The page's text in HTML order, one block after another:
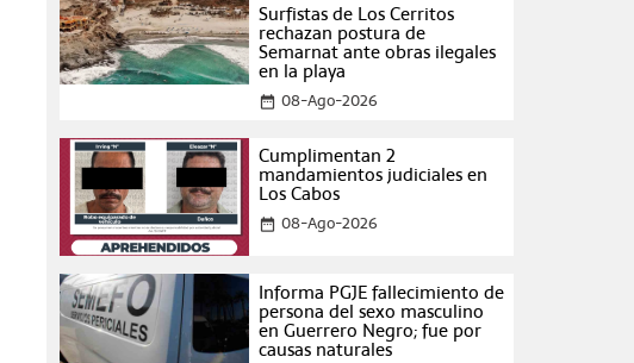
Surfistas de Los Cerritos
rechazan postura de
Semarnat ante obras ilegales
en la playa
date_range 08-Ago-2026
Cumplimentan 2
mandamientos judiciales en
Los Cabos
date_range 08-Ago-2026
Informa PGJE fallecimiento de
persona del sexo masculino
en Guerrero Negro; fue por
causas naturales